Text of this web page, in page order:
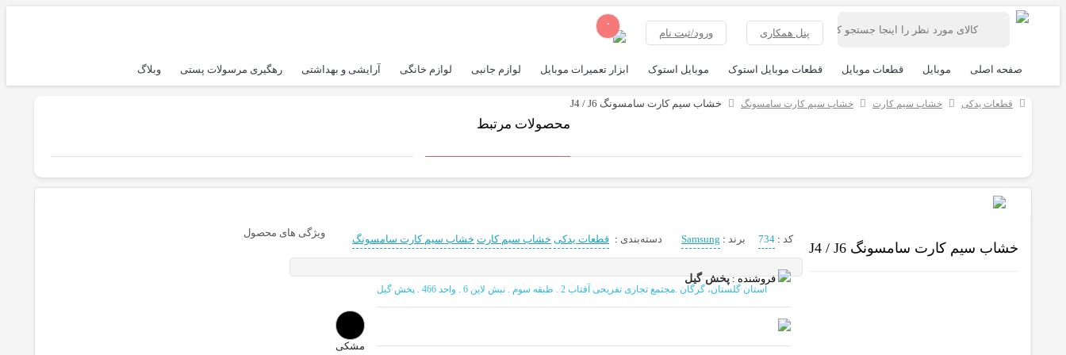
پنل همکاری ورود/ثبت نام
۰
صفحه اصلی موبایل قطعات موبایل قطعات موبایل استوک موبایل استوک ابزار تعمیرات موبایل لوازم جانبی لوازم خانگی آرایشی و بهداشتی رهگیری مرسولات پستی وبلاگ
قطعات یدکی خشاب سیم کارت خشاب سیم کارت سامسونگ خشاب سیم کارت سامسونگ J4 / J6
محصولات مرتبط
خشاب سیم کارت سامسونگ J4 / J6
کد :
734 برند :
Samsung دسته‌بندی : قطعات یدکی خشاب سیم کارت خشاب سیم کارت سامسونگ
ویژگی های محصول
فروشنده :پخش گیل
استان گلستان، گرگان .مجتمع تجاری تفریحی آفتاب 2 . طبقه سوم . نبش لاین 6 . واحد 466 . پخش گیل
مشکی